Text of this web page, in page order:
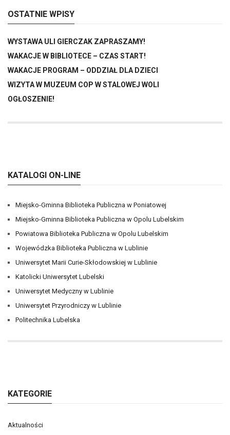
OSTATNIE WPISY
WYSTAWA ULI GIERCZAK ZAPRASZAMY!
WAKACJE W BIBLIOTECE – CZAS START!
WAKACJE PROGRAM – ODDZIAŁ DLA DZIECI
WIZYTA W MUZEUM COP W STALOWEJ WOLI
OGŁOSZENIE!
KATALOGI ON-LINE
Miejsko-Gminna Biblioteka Publiczna w Poniatowej
Miejsko-Gminna Biblioteka Publiczna w Opolu Lubelskim
Powiatowa Biblioteka Publiczna w Opolu Lubelskim
Wojewódzka Biblioteka Publiczna w Lublinie
Uniwersytet Marii Curie-Skłodowskiej w Lublinie
Katolicki Uniwersytet Lubelski
Uniwersytet Medyczny w Lublinie
Uniwersytet Przyrodniczy w Lublinie
Politechnika Lubelska
KATEGORIE
Aktualności